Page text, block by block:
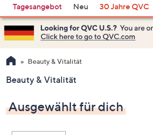
du
heute?
Vorschläge
verfügbar
sind,
verwenden
Sie
Pfeiltasten
oben
und
nach
Tagesangebot Neu 30 Jahre QVC
Beauty & Vitalität
Beauty & Vitalität
Ausgewählt für dich